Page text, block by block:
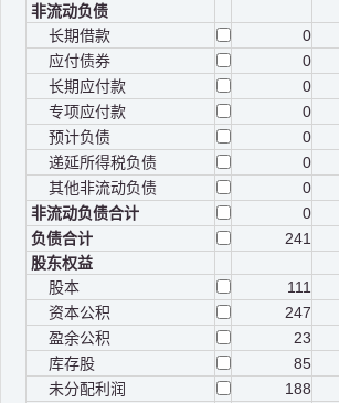
非流动负债
长期借款
0
应付债券
0
长期应付款
0
专项应付款
0
预计负债
0
递延所得税负债
0
其他非流动负债
0
非流动负债合计
0
负债合计
241
股东权益
股本
111
资本公积
247
盈余公积
23
库存股
85
未分配利润
188